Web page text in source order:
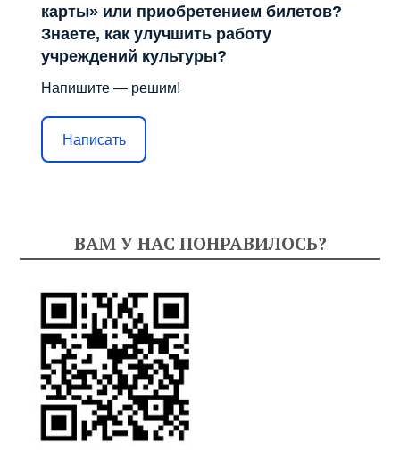
карты» или приобретением билетов?
Знаете, как улучшить работу
учреждений культуры?
Напишите — решим!
Написать
ВАМ У НАС ПОНРАВИЛОСЬ?